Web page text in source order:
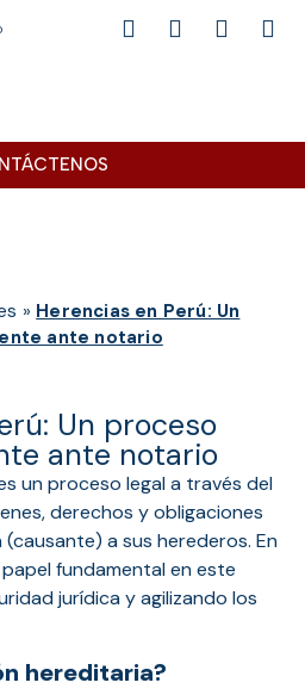
» Herencias en Perú: Un
ante notario
Un proceso
ante notario
un proceso legal a través del
derechos y obligaciones
a sus herederos. En
fundamental en este
jurídica y agilizando los
hereditaria?